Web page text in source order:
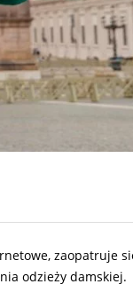
zaopatruje
odzieży damskiej.